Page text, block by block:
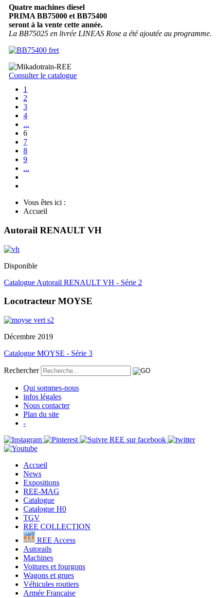
Quatre machines diesel
PRIMA BB75000 et BB75400
seront à la vente cette année.
La BB75025 en livrée LINEAS Rose a été ajoutée au programme.
Consulter le catalogue
1
2
3
4
...
6
7
8
9
...
Vous êtes ici :
Accueil
Autorail RENAULT VH
Disponible
Catalogue Autorail RENAULT VH - Série 2
Locotracteur MOYSE
Décembre 2019
Catalogue MOYSE - Série 3
Rechercher
Qui sommes-nous
infos légales
Nous contacter
Plan du site
-
Accueil
News
Expositions
REE-MAG
Catalogue
Catalogue H0
TGV
REE COLLECTION
REE Access
Autorails
Machines
Voitures et fourgons
Wagons et grues
Véhicules routiers
Armée Française